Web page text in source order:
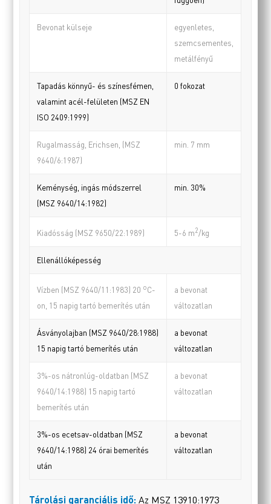
Bevonat külseje
egyenletes,
szemcsementes,
metálfényű
Tapadás könnyű- és színesfémen,
valamint acél-felületen (MSZ EN
ISO 2409:1999)
0 fokozat
Rugalmasság, Erichsen, (MSZ
9640/6:1987)
min. 7 mm
Keménység, ingás módszerrel
(MSZ 9640/14:1982)
min. 30%
Kiadósság (MSZ 9650/22:1989) 5-6 m2/kg
Ellenállóképesség
Vízben (MSZ 9640/11:1983) 20 oC-
on, 15 napig tartó bemerítés után
a bevonat
változatlan
Ásványolajban (MSZ 9640/28:1988)
15 napig tartó bemerítés után
a bevonat
változatlan
3%-os nátronlúg-oldatban (MSZ
9640/14:1988) 15 napig tartó
bemerítés után
a bevonat
változatlan
3%-os ecetsav-oldatban (MSZ
9640/14:1988) 24 órai bemerítés
után
a bevonat
változatlan
Tárolási garanciális idő: Az MSZ 13910:1973